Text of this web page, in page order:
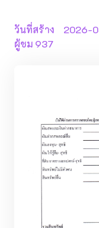
วันที่สร้าง 2026-
ผู้ชม 937